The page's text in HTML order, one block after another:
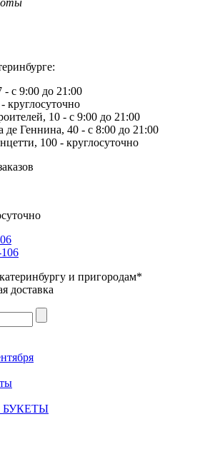
- с 9:00 до 21:00
круглосуточно
10 - с 9:00 до 21:00
де Геннина, 40 - с 8:00 до 21:00
100 - круглосуточно
и пригородам*
доставка